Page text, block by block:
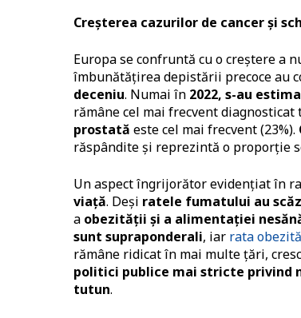
Creșterea cazurilor de cancer și
Europa se confruntă cu o creștere a
îmbunătățirea depistării precoce au
deceniu​. Numai în 2022, s-au
rămâne cel mai frecvent
prostată este cel mai frecvent (23%).
răspândite și reprezintă o proporție
Un aspect îngrijorător evidențiat în
viață. Deși ratele fumatului au
a obezității și a alimentației
sunt supraponderali, iar rata
rămâne ridicat în mai multe țări,
politici publice mai stricte privind
tutun.